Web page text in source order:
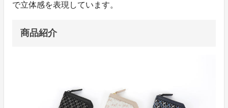
で立体感を表現しています。
商品紹介